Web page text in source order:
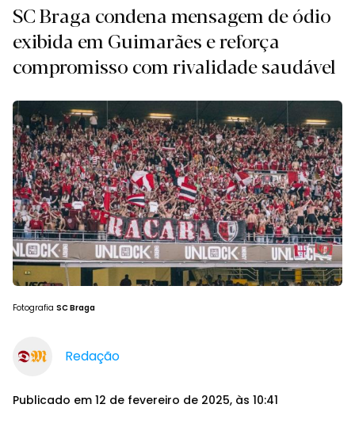
SC Braga condena mensagem de ódio
exibida em Guimarães e reforça
compromisso com rivalidade saudável
Fotografia SC Braga
Redação
Publicado em 12 de fevereiro de 2025, às 10:41